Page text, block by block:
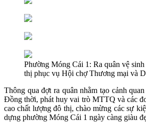
Phường Móng Cái 1: Ra quân vệ
thị phục vụ Hội chợ Thương mại và
Thông qua đợt ra quân nhằm tạo cảnh
Đồng thời, phát huy vai trò MTTQ và các
cao chất lượng đô thị, chào mừng các sự
dựng phường Móng Cái 1 ngày càng giàu